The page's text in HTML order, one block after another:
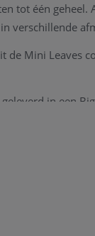
tot één geheel.
verschillende
de Mini Leaves
in een
bestellen, maar